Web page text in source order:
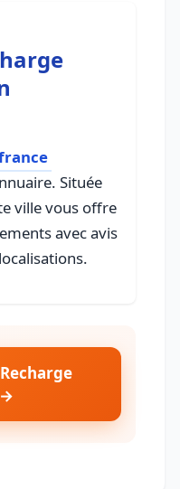
Située
ville vous offre
avec avis